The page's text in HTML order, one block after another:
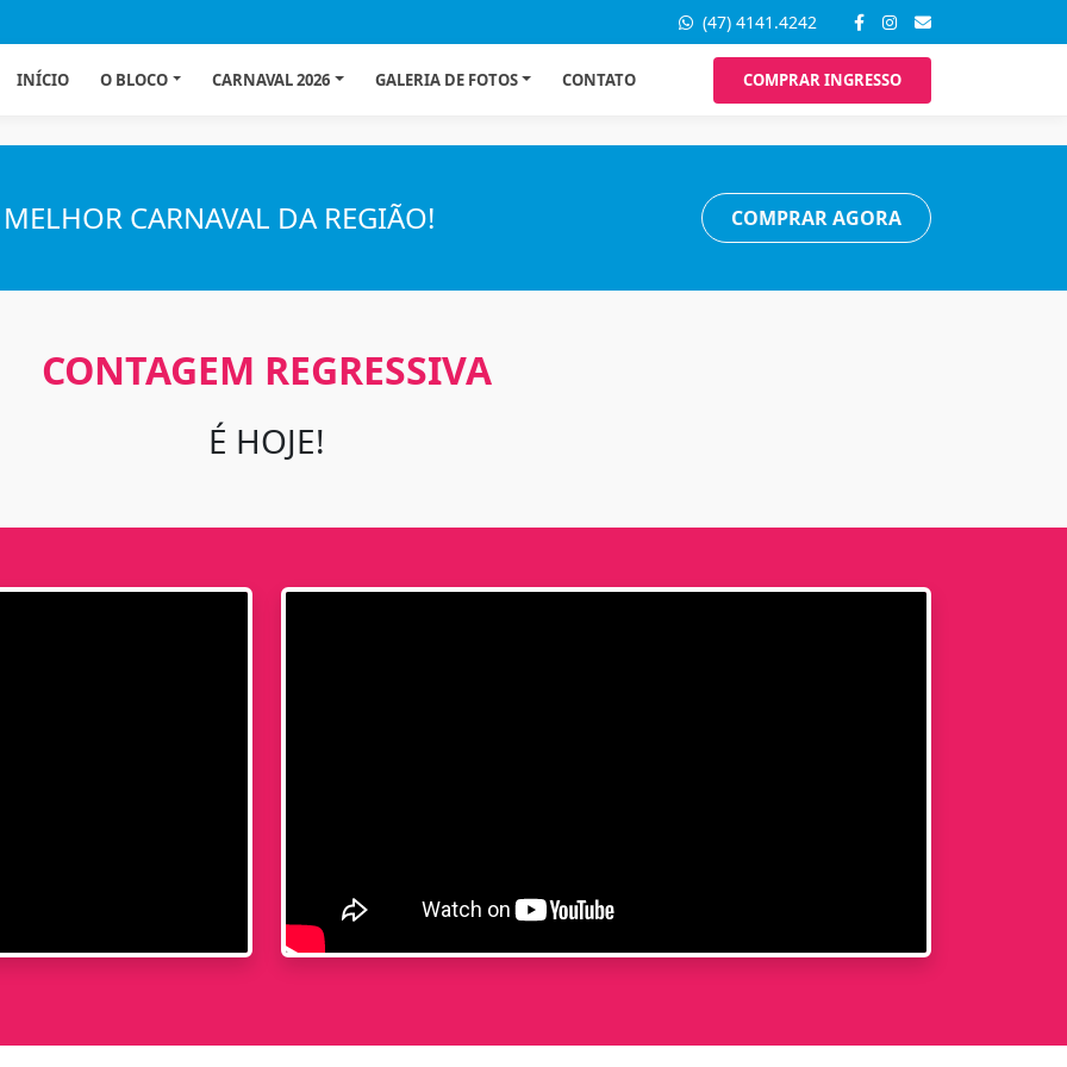
(47) 4141.4242
INÍCIO O BLOCO CARNAVAL 2026 GALERIA DE FOTOS CONTATO COMPRAR INGRESSO
CARNAVAL DA REGIÃO! COMPRAR AGORA
CONTAGEM REGRESSIVA
É HOJE!